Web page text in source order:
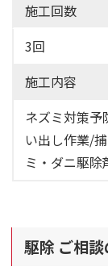
施工回数
3回
施工内容
ネズミ対策
い出し作業/
ミ・ダニ駆除
駆除 ご相